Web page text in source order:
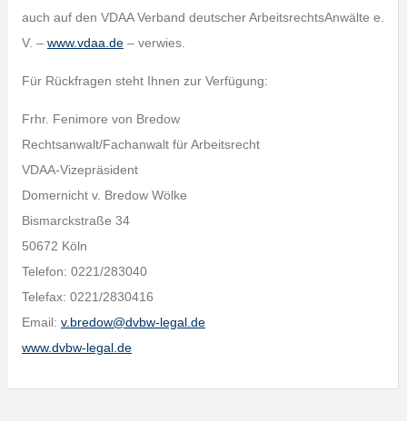
auch auf den VDAA Verband deutscher ArbeitsrechtsAnwälte e.
V. – www.vdaa.de– verwies.
Für Rückfragen steht Ihnen zur Verfügung:
Frhr. Fenimore von Bredow
Rechtsanwalt/Fachanwalt für Arbeitsrecht
VDAA-Vizepräsident
Domernicht v. Bredow Wölke
Bismarckstraße 34
50672 Köln
Telefon: 0221/283040
Telefax: 0221/2830416
Email: v.bredow@dvbw-legal.de
www.dvbw-legal.de